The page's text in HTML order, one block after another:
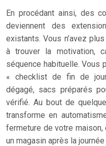
En procédant ainsi, des
deviennent des
existants. Vous n’avez
à trouver la motivation,
séquence habituelle. Vous
« checklist de fin de
dégagé, sacs préparés
vérifié. Au bout de
transforme en
fermeture de votre
un magasin après la